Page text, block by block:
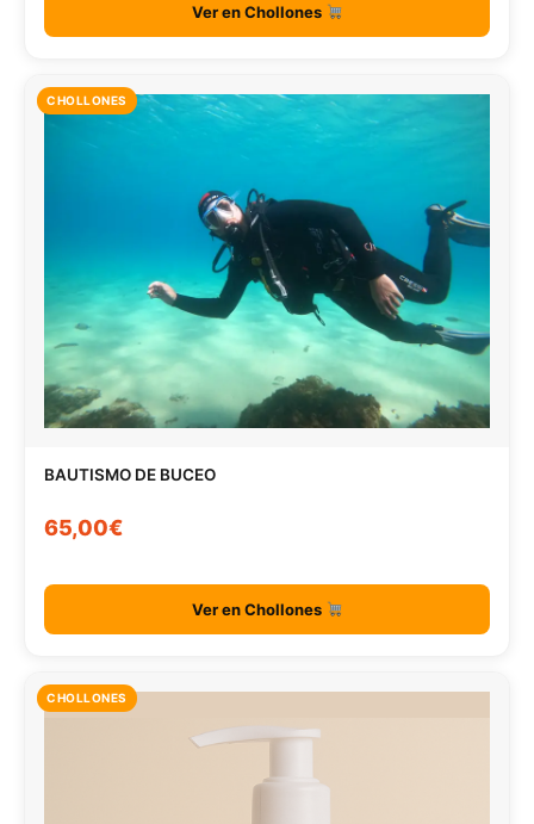
Ver en Chollones
CHOLLONES
BAUTISMO DE BUCEO
65,00€
Ver en Chollones
CHOLLONES